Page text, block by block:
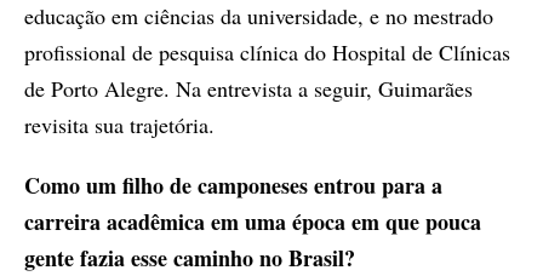
educação em ciências da universidade, e no mestrado
profissional de pesquisa clínica do Hospital de Clínicas
de Porto Alegre. Na entrevista a seguir, Guimarães
revisita sua trajetória.
Como um filho de camponeses entrou para a
carreira acadêmica em uma época em que pouca
gente fazia esse caminho no Brasil?